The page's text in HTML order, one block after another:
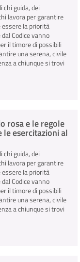
chi guida, dei
lavora per garantire
essere la priorità
Codice vanno
il timore di possibili
una serena, civile
a chiunque si trovi
rosa e le regole
esercitazioni al
chi guida, dei
lavora per garantire
essere la priorità
Codice vanno
il timore di possibili
una serena, civile
a chiunque si trovi